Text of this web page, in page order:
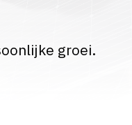
groei.